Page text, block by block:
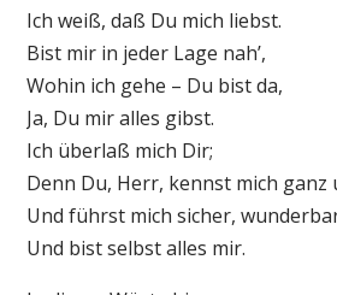
Ich weiß, daß Du mich liebst.
Bist mir in jeder Lage nah’,
Wohin ich gehe – Du bist da,
Ja, Du mir alles gibst.
Ich überlaß mich Dir;
Denn Du, Herr, kennst mich ganz
Und führst mich sicher,
Und bist selbst alles mir.